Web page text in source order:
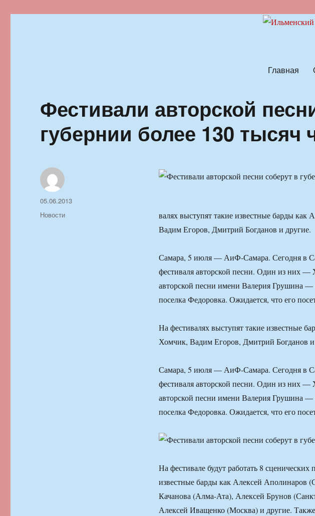
Главная
Фестивали авторской
губернии более 130 тысяч
валях выступят такие известные барды
Вадим Егоров, Дмитрий Богданов и другие.
Самара, 5 июля — АиФ-Самара. Сегодня в
фестиваля авторской песни. Один из них
авторской песни имени Валерия Грушина —
поселка Федоровка. Ожидается, что его
На фестивалях выступят такие известные
Хомчик, Вадим Егоров, Дмитрий Богданов и
Самара, 5 июля — АиФ-Самара. Сегодня в
фестиваля авторской песни. Один из них
авторской песни имени Валерия Грушина —
поселка Федоровка. Ожидается, что его
На фестивале будут работать 8
известные барды как Алексей Аполинаров
Качанова (Алма-Ата), Алексей Брунов
Алексей Иващенко (Москва) и другие.
Автор
Опубликовано
05.06.2013
Рубрики
Новости